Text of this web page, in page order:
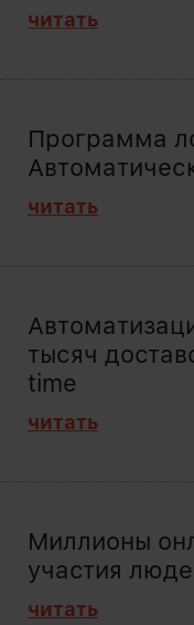
читать
Программа
читать
тысяч
time
читать
Миллионы
участия
читать